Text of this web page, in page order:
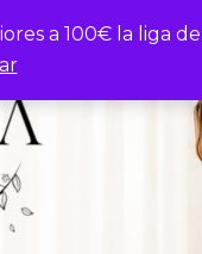
a 100€ la liga de